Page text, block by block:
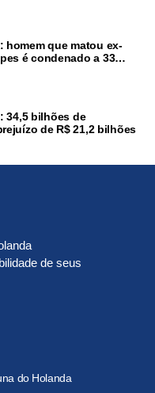
homem que matou ex-
é condenado a 33
34,5 bilhões de
de R$ 21,2 bilhões
de seus
do Holanda